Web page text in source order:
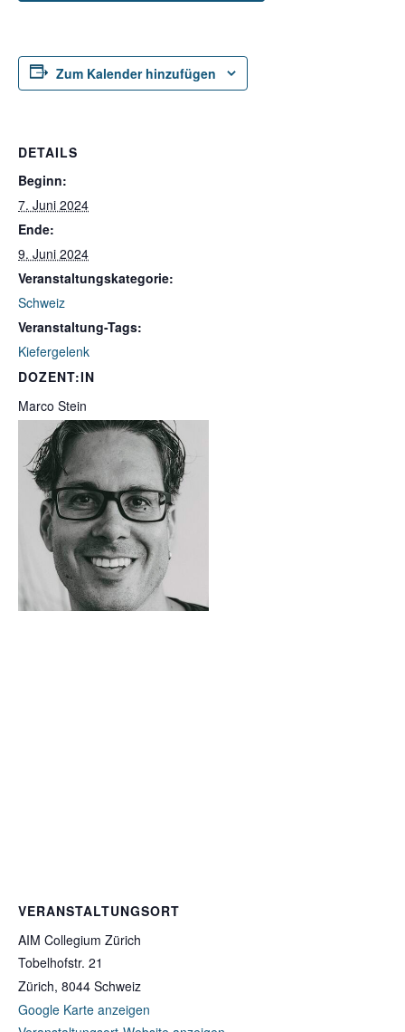
Zum Kalender hinzufügen
DETAILS
Beginn:
7. Juni 2024
Ende:
9. Juni 2024
Veranstaltungskategorie:
Schweiz
Veranstaltung-Tags:
Kiefergelenk
DOZENT:IN
Marco Stein
VERANSTALTUNGSORT
AIM Collegium Zürich
Tobelhofstr. 21
Zürich, 8044 Schweiz
Google Karte anzeigen